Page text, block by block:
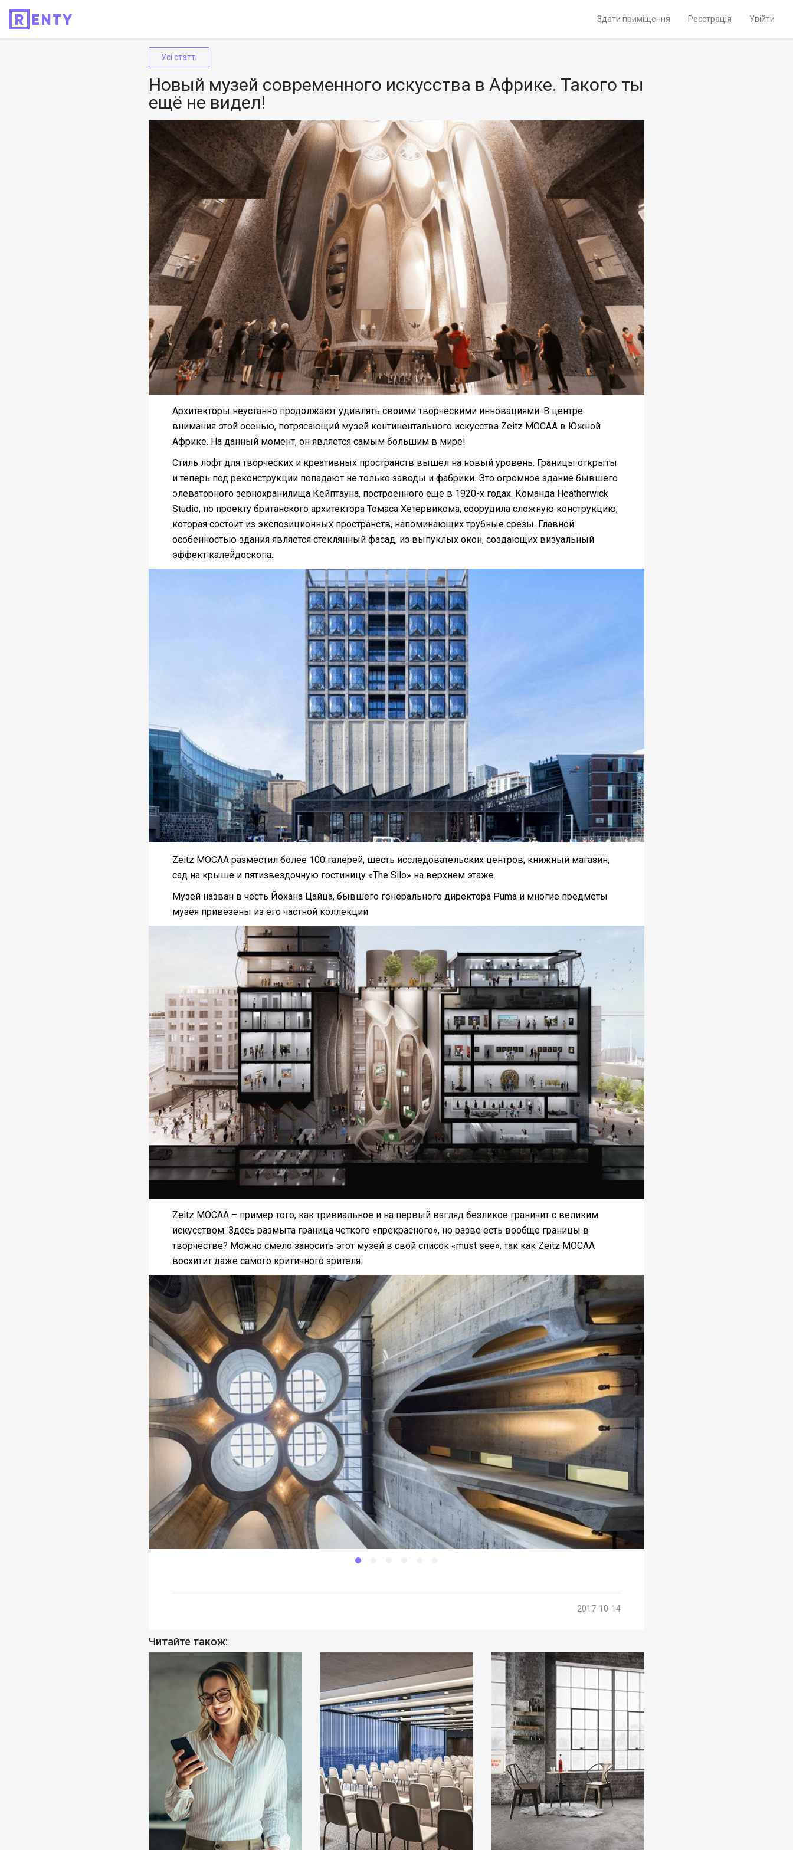
Здати приміщення Реєстрація Увійти
Усі статті
Новый музей современного искусства в Африке. Такого ты
ещё не видел!
Архитекторы неустанно продолжают удивлять своими творческими инновациями. В центре
внимания этой осенью, потрясающий музей континентального искусства Zeitz MOCAA в Южной
Африке. На данный момент, он является самым большим в мире!
Стиль лофт для творческих и креативных пространств вышел на новый уровень. Границы открыты
и теперь под реконструкции попадают не только заводы и фабрики. Это огромное здание бывшего
элеваторного зернохранилища Кейптауна, построенного еще в 1920-х годах. Команда Heatherwick
Studio, по проекту британского архитектора Томаса Хетервикома, соорудила сложную конструкцию,
которая состоит из экспозиционных пространств, напоминающих трубные срезы. Главной
особенностью здания является стеклянный фасад, из выпуклых окон, создающих визуальный
эффект калейдоскопа.
Zeitz MOCAA разместил более 100 галерей, шесть исследовательских центров, книжный магазин,
сад на крыше и пятизвездочную гостиницу «The Silo» на верхнем этаже.
Музей назван в честь Йохана Цайца, бывшего генерального директора Puma и многие предметы
музея привезены из его частной коллекции
Zeitz MOCAA – пример того, как тривиальное и на первый взгляд безликое граничит с великим
искусством. Здесь размыта граница четкого «прекрасного», но разве есть вообще границы в
творчестве? Можно смело заносить этот музей в свой список «must see», так как Zeitz MOCAA
восхитит даже самого критичного зрителя.
2017-10-14
Читайте також: